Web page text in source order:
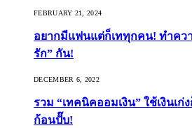
FEBRUARY 21, 2024
อยากมีแฟนแต่ก็เททุกคน! ทำคว
รัก” กัน!
DECEMBER 6, 2022
รวม “เทคนิคออมเงิน” ใช้เงินเก่
ก้อนปั๊บ!